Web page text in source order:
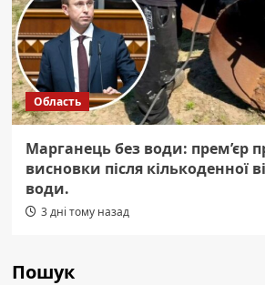
Область
Марганець без води: прем’єр
висновки після кількоденної
води.
3 дні тому назад
Пошук